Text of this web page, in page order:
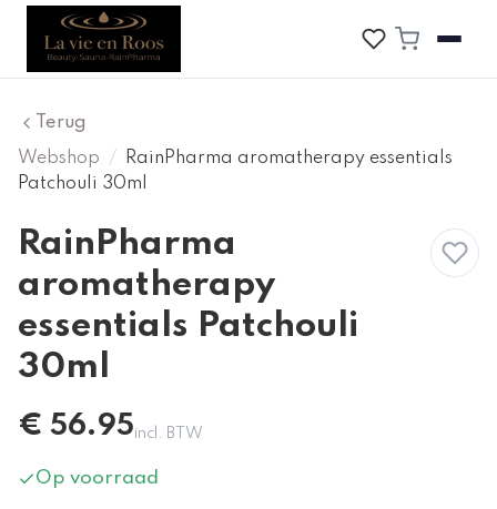
Terug
Webshop
/
RainPharma aromatherapy essentials
Patchouli 30ml
RainPharma
aromatherapy
essentials Patchouli
30ml
€ 56.95incl. BTW
Op voorraad